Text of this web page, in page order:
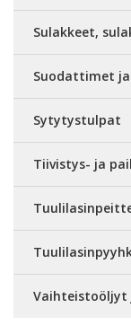
Sulakkeet,
Suodattimet
Sytytystulpat
Tiivistys- ja